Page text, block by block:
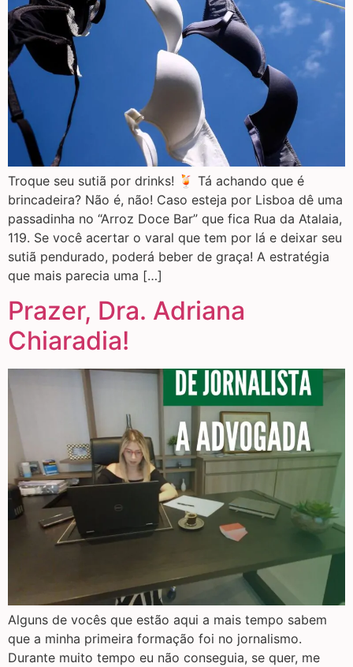
Troque seu sutiã por drinks! 🍹 Tá achando que é
brincadeira? Não é, não! Caso esteja por Lisboa dê uma
passadinha no “Arroz Doce Bar” que fica Rua da Atalaia,
119. Se você acertar o varal que tem por lá e deixar seu
sutiã pendurado, poderá beber de graça! A estratégia
que mais parecia uma […]
Prazer, Dra. Adriana
Chiaradia!
Alguns de vocês que estão aqui a mais tempo sabem
que a minha primeira formação foi no jornalismo.
Durante muito tempo eu não conseguia, se quer, me